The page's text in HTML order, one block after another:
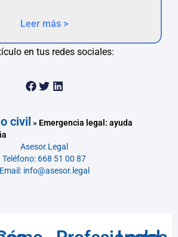
Leer más >
en tus redes sociales:
civil » Emergencia legal: ayuda
Asesor.Legal
Teléfono: 668 51 00 87
Email: info@asesor.legal